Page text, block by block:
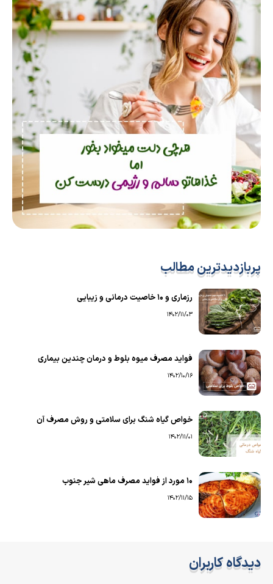
پربازدیدترین مطالب
رزماری و ۱۰ خاصیت درمانی و زیبایی
1402/11/03
فواید مصرف میوه بلوط و درمان چندین بیماری
1402/10/16
خواص گیاه شنگ برای سلامتی و روش مصرف آن
1402/11/01
۱۰ مورد از فواید مصرف ماهی شیر جنوب
1402/11/15
دیدگاه کاربران